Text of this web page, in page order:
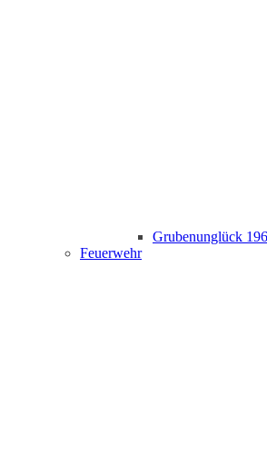
Grubenunglück
Feuerwehr